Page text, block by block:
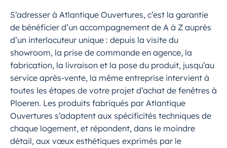
S’adresser à Atlantique Ouvertures, c’est la garantie
de bénéficier d’un accompagnement de A à Z auprès
d’un interlocuteur unique : depuis la visite du
showroom, la prise de commande en agence, la
fabrication, la livraison et la pose du produit, jusqu’au
service après-vente, la même entreprise intervient à
toutes les étapes de votre projet d’achat de fenêtres à
Ploeren. Les produits fabriqués par Atlantique
Ouvertures s’adaptent aux spécificités techniques de
chaque logement, et répondent, dans le moindre
détail, aux vœux esthétiques exprimés par le